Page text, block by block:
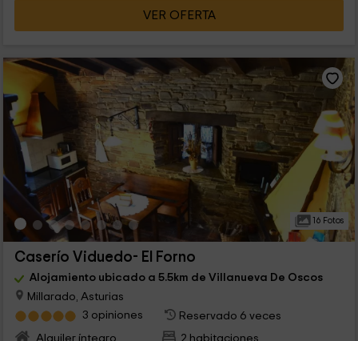
VER OFERTA
16 Fotos
Caserío Viduedo- El Forno
Alojamiento ubicado a 5.5km de Villanueva De Oscos
Millarado, Asturias
3 opiniones
Reservado 6 veces
Alquiler íntegro
2 habitaciones